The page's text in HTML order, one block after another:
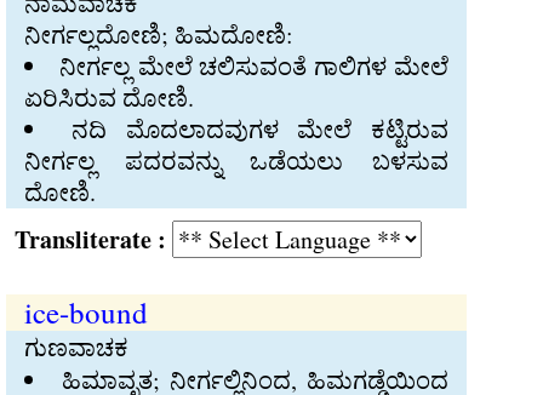
ನೀರ್ಗಲ್ಲದೋಣಿ; ಹಿಮದೋಣಿ:
ನೀರ್ಗಲ್ಲ ಮೇಲೆ ಚಲಿಸುವಂತೆ ಗಾಲಿಗಳ ಮೇಲೆ
ಏರಿಸಿರುವ ದೋಣಿ.
ನದಿ ಮೊದಲಾದವುಗಳ ಮೇಲೆ ಕಟ್ಟಿರುವ
ನೀರ್ಗಲ್ಲ ಪದರವನ್ನು ಒಡೆಯಲು ಬಳಸುವ
ದೋಣಿ.
:
ice-bound
ಗುಣವಾಚಕ
ಹಿಮಾವೃತ; ನೀರ್ಗಲ್ಲಿನಿಂದ, ಹಿಮಗಡ್ಡೆಯಿಂದ